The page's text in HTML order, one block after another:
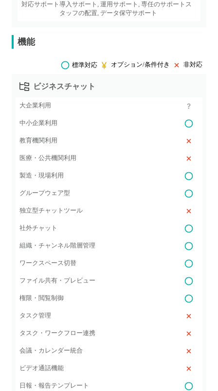
対応サポート 導入サポート, 運用サポート, 専任のサポートス
タッフの配置, データ保守サポート
機能
標準対応 オプション/条件付き 非対応
ビジネスチャット
大企業利用
中小企業利用
教育機関利用
医療・公共機関利用
製造・現場利用
グループウェア型
独立型チャットツール
社外チャット
組織・チャンネル階層管理
ワークスペース切替
ファイル共有・プレビュー
権限・閲覧制御
タスク管理
タスク・ワークフロー連携
会議・カレンダー統合
ビデオ通話機能
日報・報告テンプレート